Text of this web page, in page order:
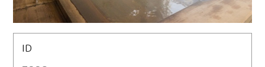
ID